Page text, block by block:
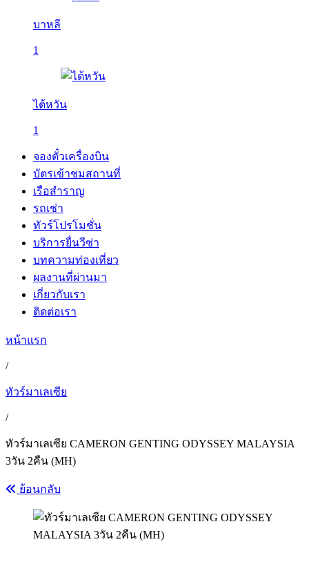
บาหลี
1
ไต้หวัน
1
จองตั๋วเครื่องบิน
บัตรเข้าชมสถานที่
เรือสำราญ
รถเช่า
ทัวร์โปรโมชั่น
บริการยื่นวีซ่า
บทความท่องเที่ยว
ผลงานที่ผ่านมา
เกี่ยวกับเรา
ติดต่อเรา
หน้าแรก
/
ทัวร์มาเลเซีย
/
ทัวร์มาเลเซีย CAMERON GENTING ODYSSEY MALAYSIA
3วัน 2คืน (MH)
ย้อนกลับ